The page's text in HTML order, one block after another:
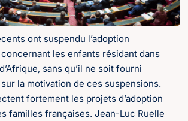
ont suspendu l’adoption
les enfants résidant dans
sans qu’il ne soit fourni
la motivation de ces suspensions.
fortement les projets d’adoption
familles françaises. Jean-Luc Ruelle